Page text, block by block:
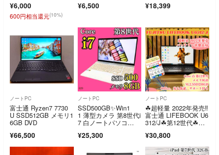
チ タッチ WIN11P 無
線 BLUETOOTH カメ
¥6,000
600円相当還元(10%)
¥6,500 ワード
¥18,399
ノートPC
富士通 Ryzen7 7730
U SSD512GB メモリ1
6GB DVD
¥66,500
ノートPC
SSD500GB✨️Win1
1 薄型カメラ 第8世代i
7 白ノートパソコ
¥25,300
ノートPC
☘超軽量 2022年発売‼️
富士通 LIFEBOOK U6
312/J☘第12世代☘メ
B☘️ノートパソコン
¥30,800